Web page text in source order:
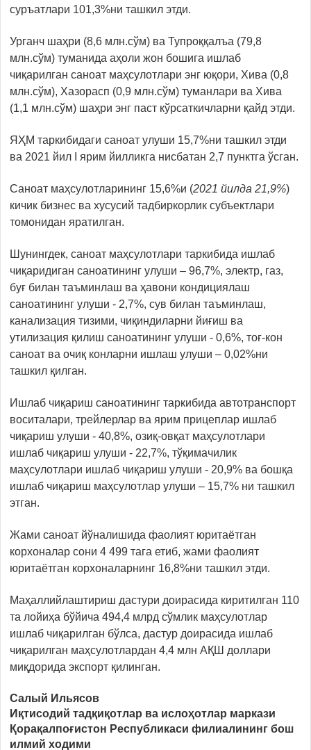
суръатлари 101,3%ни ташкил этди.
Урганч шаҳри (8,6 млн.сўм) ва Тупроққалъа (79,8
млн.сўм) туманида аҳоли жон бошига ишлаб
чиқарилган саноат маҳсулотлари энг юқори, Хива (0,8
млн.сўм), Хазорасп (0,9 млн.сўм) туманлари ва Хива
(1,1 млн.сўм) шаҳри энг паст кўрсаткичларни қайд этди.
ЯҲМ таркибидаги саноат улуши 15,7%ни ташкил этди
ва 2021 йил I ярим йилликга нисбатан 2,7 пунктга ўсган.
Саноат маҳсулотларининг 15,6%и (2021 йилда 21,9%)
кичик бизнес ва хусусий тадбиркорлик субъектлари
томонидан яратилган.
Шунингдек, саноат маҳсулотлари таркибида ишлаб
чиқаридиган саноатининг улуши – 96,7%, электр, газ,
буғ билан таъминлаш ва ҳавони кондициялаш
саноатининг улуши - 2,7%, сув билан таъминлаш,
канализация тизими, чиқиндиларни йиғиш ва
утилизация қилиш саноатининг улуши - 0,6%, тоғ-кон
саноат ва очиқ конларни ишлаш улуши – 0,02%ни
ташкил қилган.
Ишлаб чиқариш саноатининг таркибида автотранспорт
воситалари, трейлерлар ва ярим прицеплар ишлаб
чиқариш улуши - 40,8%, озиқ-овқат маҳсулотлари
ишлаб чиқариш улуши - 22,7%, тўқимачилик
маҳсулотлари ишлаб чиқариш улуши - 20,9% ва бошқа
ишлаб чиқариш маҳсулотлар улуши – 15,7% ни ташкил
этган.
Жами саноат йўналишида фаолият юритаётган
корхоналар сони 4 499 тага етиб, жами фаолият
юритаётган корхоналарнинг 16,8%ни ташкил этди.
Маҳаллийлаштириш дастури доирасида киритилган 110
та лойиҳа бўйича 494,4 млрд сўмлик маҳсулотлар
ишлаб чиқарилган бўлса, дастур доирасида ишлаб
чиқарилган маҳсулотлардан 4,4 млн АҚШ доллари
миқдорида экспорт қилинган.
Салый Ильясов
Иқтисодий тадқиқотлар ва ислоҳотлар маркази
Қорақалпоғистон Республикаси филиалининг бош
илмий ходими